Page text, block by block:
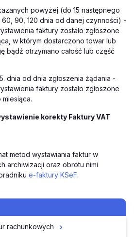
powyżej (do 15 następnego
60, 90, 120 dnia od danej czynności) -
faktury zostało zgłoszone
w którym dostarczono towar lub
bądź otrzymano całość lub część
dnia od dnia zgłoszenia żądania -
faktury zostało zgłoszone
korekty Faktury VAT
metod wystawiania faktur w
archiwizacji oraz obrotu nimi
e-faktury KSeF.
rachunkowych